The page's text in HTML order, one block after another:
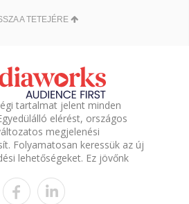
A TETEJÉRE
tartalmat jelent minden
elérést, országos
megjelenési
Folyamatosan keressük az új
lehetőségeket. Ez jövőnk